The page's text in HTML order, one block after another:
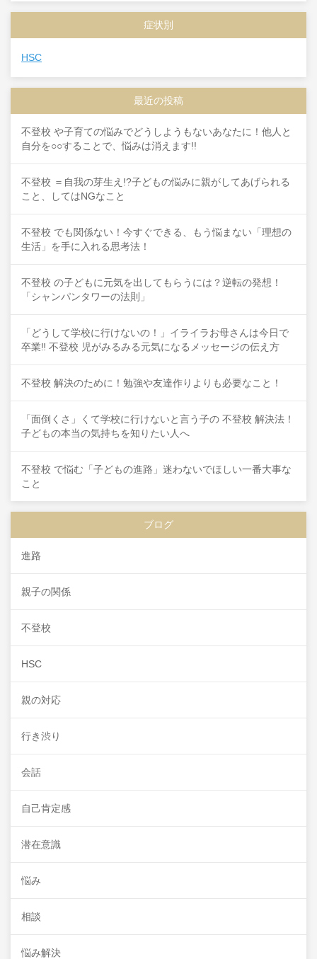
症状別
HSC
最近の投稿
不登校 や子育ての悩みでどうしようもないあなたに！他人と
自分を○○することで、悩みは消えます!!
不登校 ＝自我の芽生え!?子どもの悩みに親がしてあげられる
こと、してはNGなこと
不登校 でも関係ない！今すぐできる、もう悩まない「理想の
生活」を手に入れる思考法！
不登校 の子どもに元気を出してもらうには？逆転の発想！
「シャンパンタワーの法則」
「どうして学校に行けないの！」イライラお母さんは今日で
卒業‼ 不登校 児がみるみる元気になるメッセージの伝え方
不登校 解決のために！勉強や友達作りよりも必要なこと！
「面倒くさ」くて学校に行けないと言う子の 不登校 解決法！
子どもの本当の気持ちを知りたい人へ
不登校 で悩む「子どもの進路」迷わないでほしい一番大事な
こと
ブログ
進路
親子の関係
不登校
HSC
親の対応
行き渋り
会話
自己肯定感
潜在意識
悩み
相談
悩み解決